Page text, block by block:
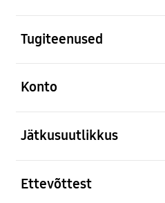
Tugiteenused
Konto
Jätkusuutlikkus
Ettevõttest